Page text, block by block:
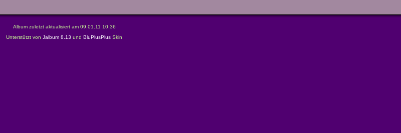
Album zuletzt aktualisiert am 09.01.11 10:36
Unterstützt von Jalbum 8.13 und BluPlusPlus Skin